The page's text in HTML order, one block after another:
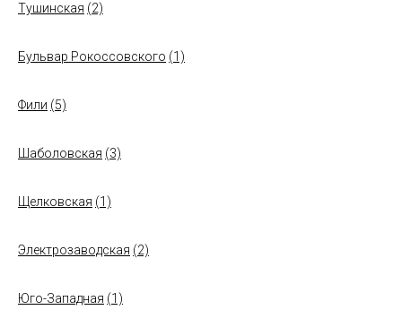
Тушинская (2)
Бульвар Рокоссовского (1)
Фили (5)
Шаболовская (3)
Щелковская (1)
Электрозаводская (2)
Юго-Западная (1)